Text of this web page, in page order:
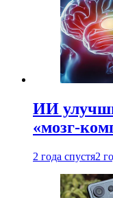
ИИ
«мозг-
2 года спустя2